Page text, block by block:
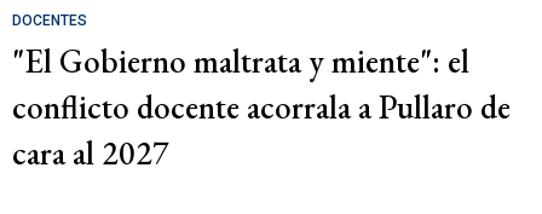
DOCENTES
"El Gobierno maltrata y miente": el
conflicto docente acorrala a Pullaro de
cara al 2027